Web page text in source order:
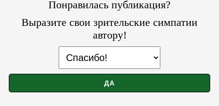
Понравилась публикация?
Выразите свои зрительские симпатии
автору!